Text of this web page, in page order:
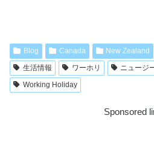
Blog Canada New Zealand
生活情報
ワーホリ ニュージ
Working Holiday
Sponsored